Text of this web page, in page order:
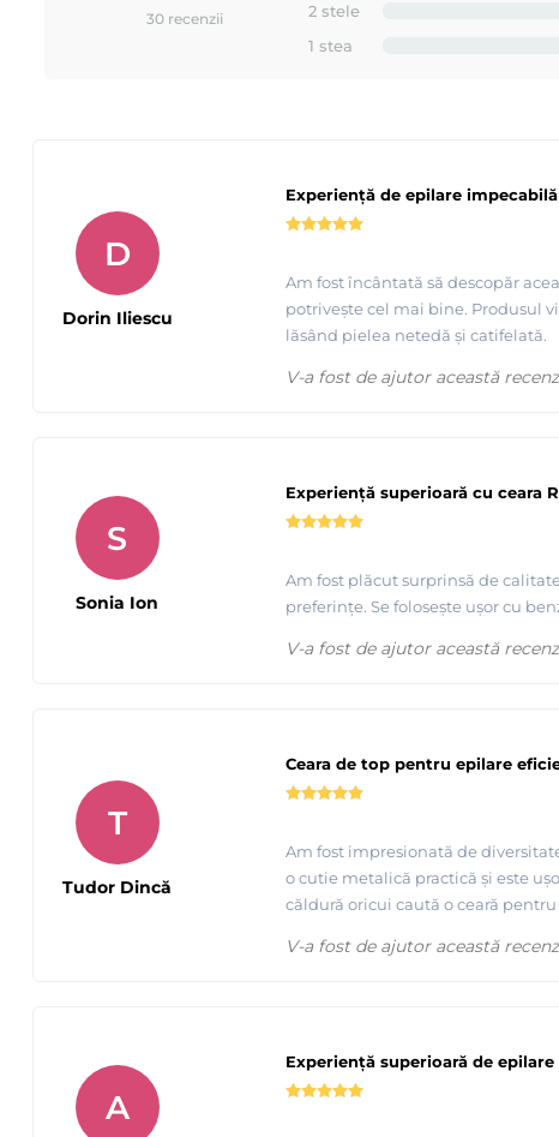
30 recenzii
2 stele
1 stea
Experiență de epilare impecabilă
Am fost încântată să descopăr
potrivește cel mai bine. Produsul
lăsând pielea netedă și catifelată.
D
Dorin Iliescu
V-a fost de ajutor această
Experiență superioară cu ceara
Am fost plăcut surprinsă de
preferințe. Se folosește ușor cu
S
Sonia Ion
V-a fost de ajutor această
Ceara de top pentru epilare
Am fost impresionată de
o cutie metalică practică și este
căldură oricui caută o ceară
T
Tudor Dincă
V-a fost de ajutor această
Experiență superioară de epilare
A